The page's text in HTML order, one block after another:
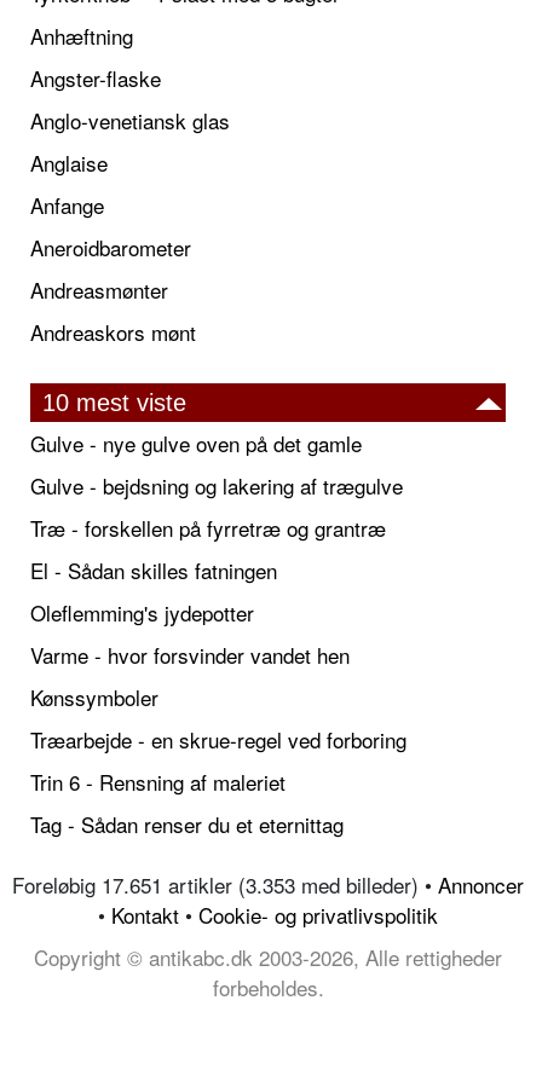
Anhæftning
Angster-flaske
Anglo-venetiansk glas
Anglaise
Anfange
Aneroidbarometer
Andreasmønter
Andreaskors mønt
10 mest viste
Gulve - nye gulve oven på det gamle
Gulve - bejdsning og lakering af trægulve
Træ - forskellen på fyrretræ og grantræ
El - Sådan skilles fatningen
Oleflemming's jydepotter
Varme - hvor forsvinder vandet hen
Kønssymboler
Træarbejde - en skrue-regel ved forboring
Trin 6 - Rensning af maleriet
Tag - Sådan renser du et eternittag
Foreløbig 17.651 artikler (3.353 med billeder) • Annoncer
• Kontakt • Cookie- og privatlivspolitik
Copyright © antikabc.dk 2003-2026, Alle rettigheder
forbeholdes.